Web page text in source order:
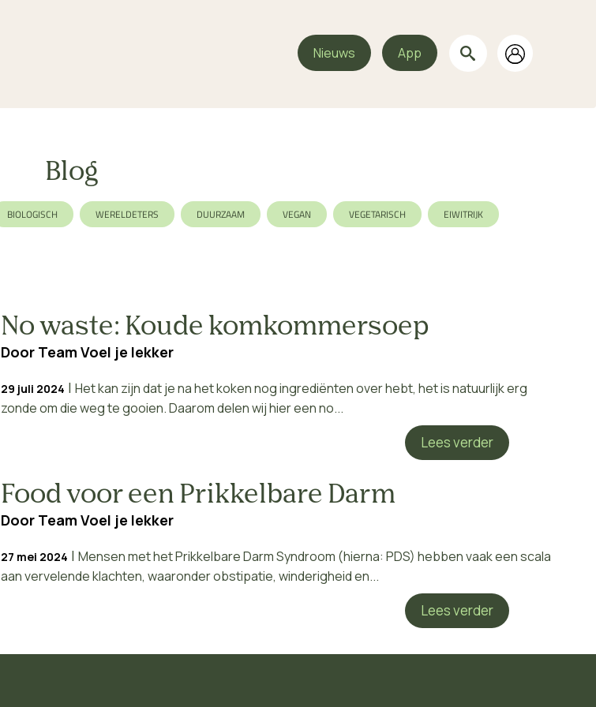
Nieuws App
Blog
BIOLOGISCH WERELDETERS DUURZAAM VEGAN VEGETARISCH
EIWITRIJK
No waste: Koude komkommersoep
Door Team Voel je lekker
29 juli 2024 | Het kan zijn dat je na het koken nog ingrediënten over hebt, het is natuurlijk erg
zonde om die weg te gooien. Daarom delen wij hier een no...
Lees verder
Food voor een Prikkelbare Darm
Door Team Voel je lekker
27 mei 2024 | Mensen met het Prikkelbare Darm Syndroom (hierna: PDS) hebben vaak een scala
aan vervelende klachten, waaronder obstipatie, winderigheid en...
Lees verder